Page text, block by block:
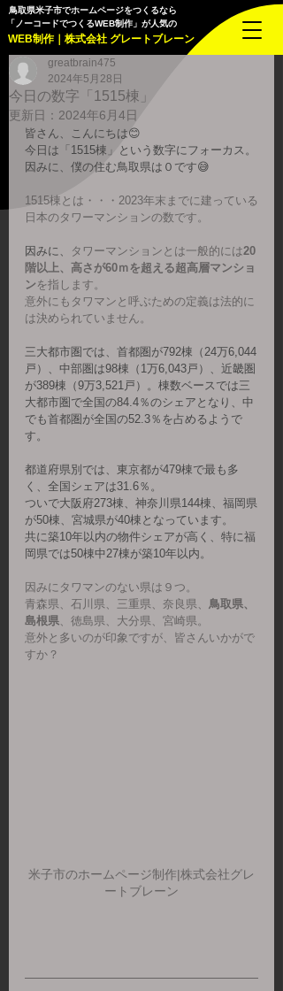
鳥取県米子市でホームページをつくるなら
「ノーコードでつくるWEB制作」が人気の
WEB制作｜株式会社 グレートブレーン
今日の数字「1515棟」
greatbrain475
2024年5月28日
更新日： 2024年6月4日
皆さん、こんにちは😊
今日は「1515棟」という数字にフォーカス。
因みに、僕の住む鳥取県は０です😅
1515棟とは・・・2023年末までに建っている
日本のタワーマンションの数です。
因みに、 タワーマンションとは一般的には20
階以上、高さが60ｍを超える超高層マンショ
ンを指します。
意外にもタワマンと呼ぶための定義は法的に
は決められていません。
三大都市圏では、首都圏が792棟（24万6,044
戸）、中部圏は98棟（1万6,043戸）、近畿圏
が389棟（9万3,521戸）。棟数ベースでは三
大都市圏で全国の84.4％のシェアとなり、中
でも首都圏が全国の52.3％を占めるようで
す。
都道府県別では、東京都が479棟で最も多
く、全国シェアは31.6％。
ついで大阪府273棟、神奈川県144棟、福岡県
が50棟、宮城県が40棟となっています。
共に築10年以内の物件シェアが高く、特に福
岡県では50棟中27棟が築10年以内。
因みにタワマンのない県は９つ。
青森県、石川県、三重県、奈良県、 鳥取県、
島根県、徳島県、大分県、宮崎県。
意外と多いのが印象ですが、皆さんいかがで
すか？
米子市のホームページ制作|株式会社グレ
ートブレーン